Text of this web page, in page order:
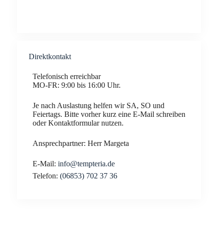
Direktkontakt
Telefonisch erreichbar
MO-FR: 9:00 bis 16:00 Uhr.
Je nach Auslastung helfen wir SA, SO und
Feiertags. Bitte vorher kurz eine E-Mail schreiben
oder Kontaktformular nutzen.
Ansprechpartner: Herr Margeta
E-Mail: info@tempteria.de
Telefon: (06853) 702 37 36